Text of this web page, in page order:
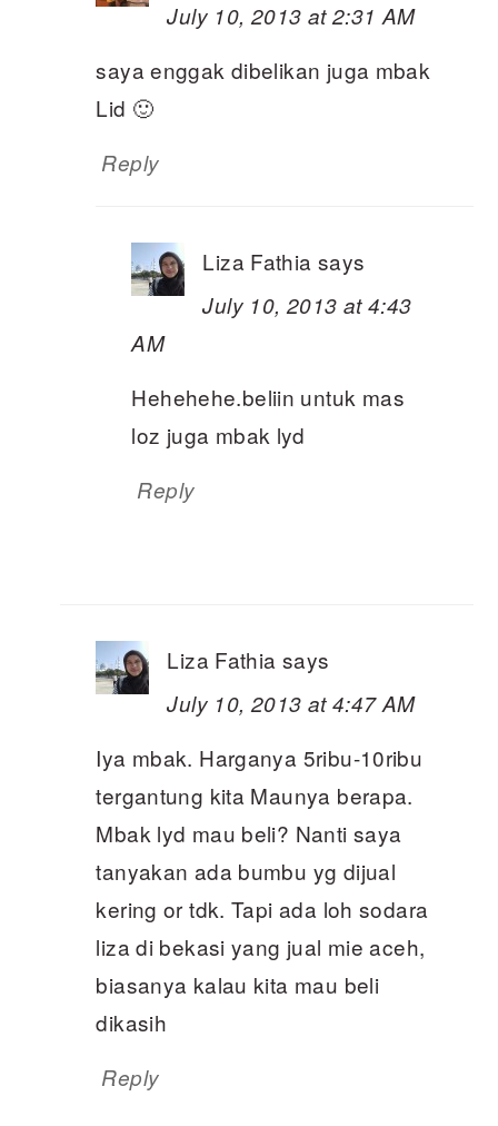
July 10, 2013 at 2:31 AM
saya enggak dibelikan juga mbak
Lid 🙂
Reply
Liza Fathia says
July 10, 2013 at 4:43
AM
Hehehehe.beliin untuk mas
loz juga mbak lyd
Reply
Liza Fathia says
July 10, 2013 at 4:47 AM
Iya mbak. Harganya 5ribu-10ribu
tergantung kita Maunya berapa.
Mbak lyd mau beli? Nanti saya
tanyakan ada bumbu yg dijual
kering or tdk. Tapi ada loh sodara
liza di bekasi yang jual mie aceh,
biasanya kalau kita mau beli
dikasih
Reply